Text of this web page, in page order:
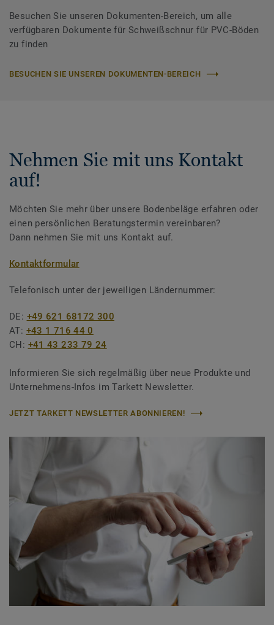
Besuchen Sie unseren Dokumenten-Bereich, um alle
verfügbaren Dokumente für Schweißschnur für PVC-Böden
zu finden
BESUCHEN SIE UNSEREN DOKUMENTEN-BEREICH
Nehmen Sie mit uns Kontakt
auf!
Möchten Sie mehr über unsere Bodenbeläge erfahren oder
einen persönlichen Beratungstermin vereinbaren?
Dann nehmen Sie mit uns Kontakt auf.
Kontaktformular
Telefonisch unter der jeweiligen Ländernummer:
DE: +49 621 68172 300
AT: +43 1 716 44 0
CH: +41 43 233 79 24
Informieren Sie sich regelmäßig über neue Produkte und
Unternehmens-Infos im Tarkett Newsletter.
JETZT TARKETT NEWSLETTER ABONNIEREN!